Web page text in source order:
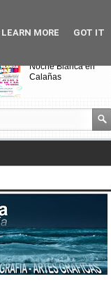
Noche Blanca en
Calañas
LEARN MORE GOT IT